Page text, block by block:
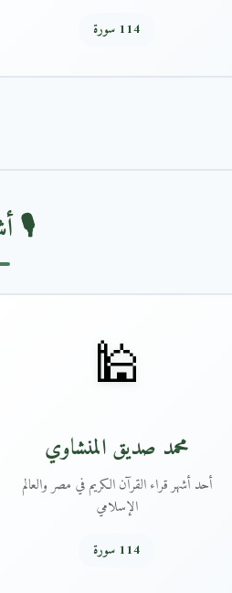
114 سورة
🎙️
🕌
محمد صديق المنشاوي
أحد أشهر قراء القرآن الكريم في مصر والعالم
الإسلامي
114 سورة